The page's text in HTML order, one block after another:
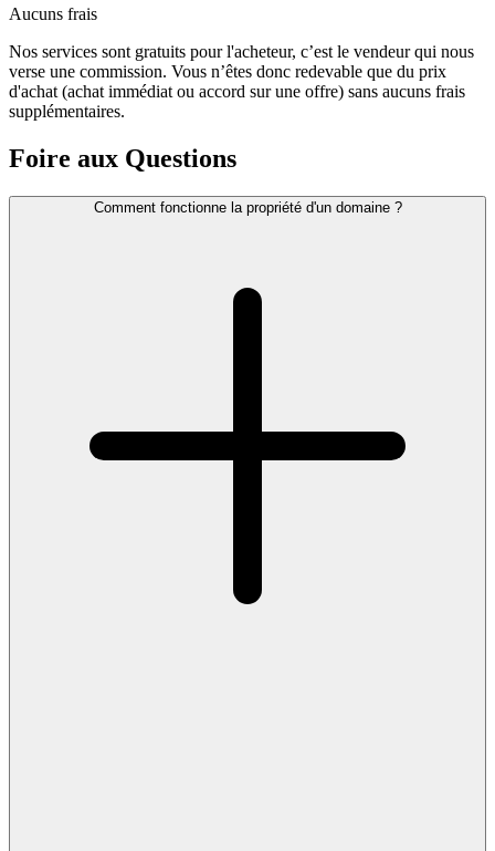
Aucuns frais
Nos services sont gratuits pour l'acheteur, c’est le vendeur qui nous
verse une commission. Vous n’êtes donc redevable que du prix
d'achat (achat immédiat ou accord sur une offre) sans aucuns frais
supplémentaires.
Foire aux Questions
Comment fonctionne la propriété d'un domaine ?